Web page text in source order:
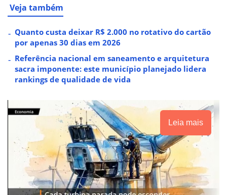
Veja também
Quanto custa deixar R$ 2.000 no rotativo do cartão
por apenas 30 dias em 2026
Referência nacional em saneamento e arquitetura
sacra imponente: este município planejado lidera
rankings de qualidade de vida
Leia mais